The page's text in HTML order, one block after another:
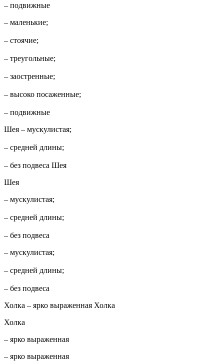
– подвижные
– маленькие;
– стоячие;
– треугольные;
– заостренные;
– высоко посаженные;
– подвижные
Шея – мускулистая;
– средней длины;
– без подвеса Шея
Шея
– мускулистая;
– средней длины;
– без подвеса
– мускулистая;
– средней длины;
– без подвеса
Холка – ярко выраженная Холка
Холка
– ярко выраженная
– ярко выраженная